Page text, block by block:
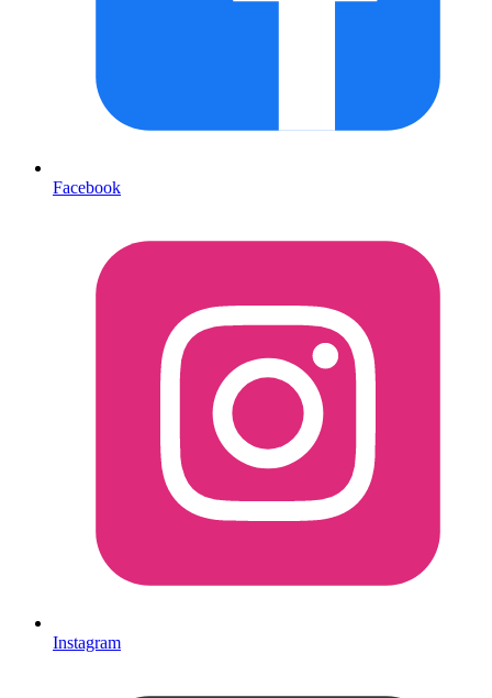
Facebook
Instagram